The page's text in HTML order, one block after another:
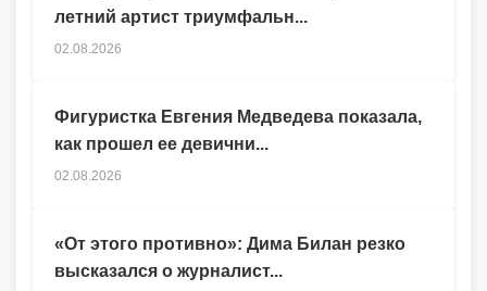
летний артист триумфальн...
02.08.2026
Фигуристка Евгения Медведева показала,
как прошел ее девични...
02.08.2026
«От этого противно»: Дима Билан резко
высказался о журналист...